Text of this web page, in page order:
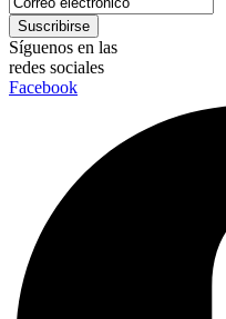
Síguenos en las
redes sociales
Facebook